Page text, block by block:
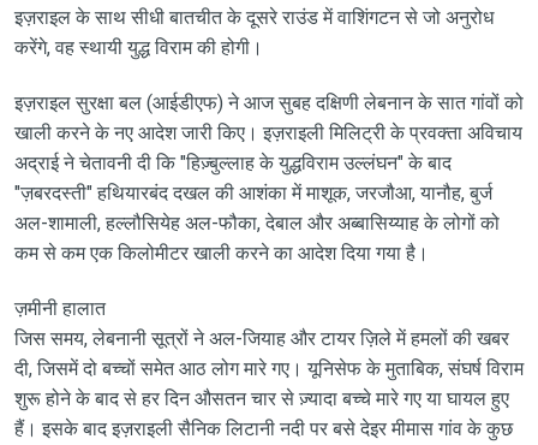
इज़राइल के साथ सीधी बातचीत के दूसरे राउंड में वाशिंगटन से जो अनुरोध
करेंगे, वह स्थायी युद्ध विराम की होगी।
इज़राइल सुरक्षा बल (आईडीएफ) ने आज सुबह दक्षिणी लेबनान के सात गांवों को
खाली करने के नए आदेश जारी किए। इज़राइली मिलिट्री के प्रवक्ता अविचाय
अद्राई ने चेतावनी दी कि "हिज़्बुल्लाह के युद्धविराम उल्लंघन" के बाद
"ज़बरदस्ती" हथियारबंद दखल की आशंका में माशूक, जरजौआ, यानौह, बुर्ज
अल-शामाली, हल्लौसियेह अल-फौका, देबाल और अब्बासिय्याह के लोगों को
कम से कम एक किलोमीटर खाली करने का आदेश दिया गया है।
ज़मीनी हालात
जिस समय, लेबनानी सूत्रों ने अल-जियाह और टायर ज़िले में हमलों की खबर
दी, जिसमें दो बच्चों समेत आठ लोग मारे गए। यूनिसेफ के मुताबिक, संघर्ष विराम
शुरू होने के बाद से हर दिन औसतन चार से ज़्यादा बच्चे मारे गए या घायल हुए
हैं। इसके बाद इज़राइली सैनिक लिटानी नदी पर बसे देइर मीमास गांव के कुछ